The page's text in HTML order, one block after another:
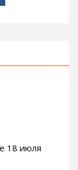
18 июля